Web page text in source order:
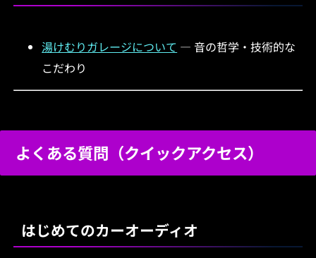
湯けむりガレージについて — 音の哲学・技術的な
こだわり
よくある質問（クイックアクセス）
はじめてのカーオーディオ